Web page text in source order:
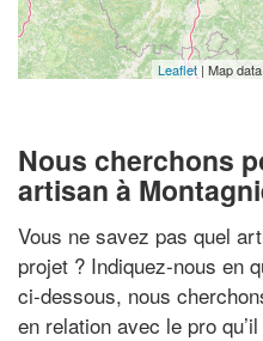
Leaflet | Map
Nous cherchons
artisan à
Vous ne savez pas quel
projet ? Indiquez-nous en
ci-dessous, nous
en relation avec le pro